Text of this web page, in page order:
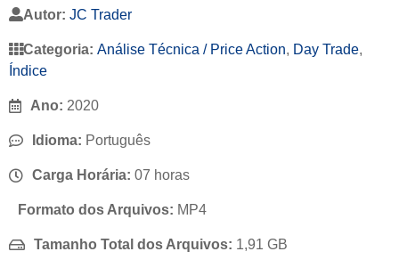
Autor: JC Trader
Categoria: Análise Técnica / Price Action, Day Trade,
Índice
Ano: 2020
Idioma: Português
Carga Horária: 07 horas
Formato dos Arquivos: MP4
Tamanho Total dos Arquivos: 1,91 GB